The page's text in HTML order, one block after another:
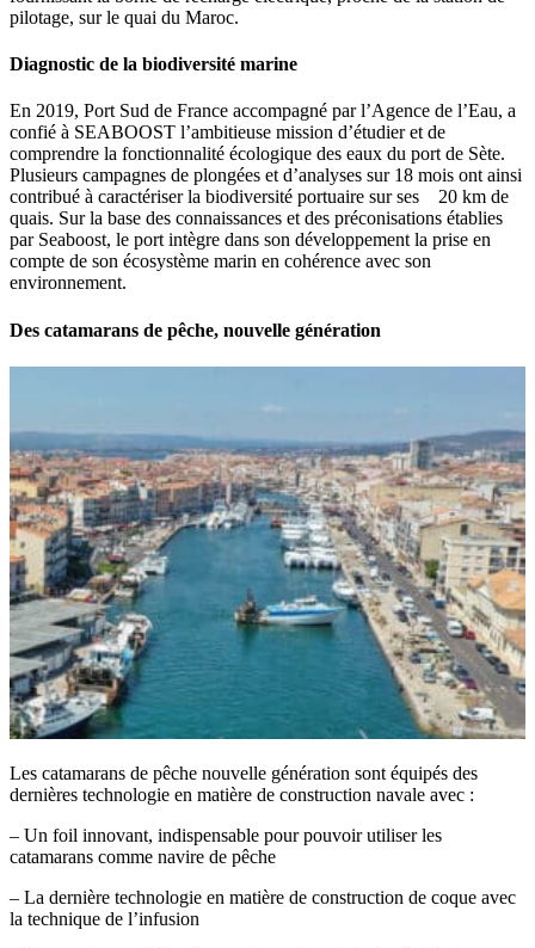
pilotage, sur le quai du Maroc.
Diagnostic de la biodiversité marine
En 2019, Port Sud de France accompagné par l’Agence de l’Eau, a
confié à SEABOOST l’ambitieuse mission d’étudier et de
comprendre la fonctionnalité écologique des eaux du port de Sète.
Plusieurs campagnes de plongées et d’analyses sur 18 mois ont ainsi
contribué à caractériser la biodiversité portuaire sur ses 20 km de
quais. Sur la base des connaissances et des préconisations établies
par Seaboost, le port intègre dans son développement la prise en
compte de son écosystème marin en cohérence avec son
environnement.
Des catamarans de pêche, nouvelle génération
Les catamarans de pêche nouvelle génération sont équipés des
dernières technologie en matière de construction navale avec :
– Un foil innovant, indispensable pour pouvoir utiliser les
catamarans comme navire de pêche
– La dernière technologie en matière de construction de coque avec
la technique de l’infusion